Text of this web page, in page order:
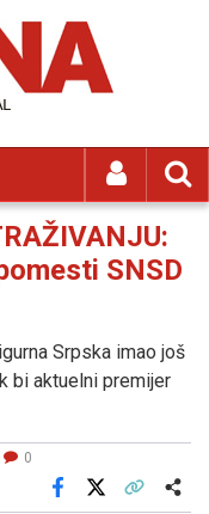
SNSD
Srpska imao još
bi aktuelni premijer
0
Facebook